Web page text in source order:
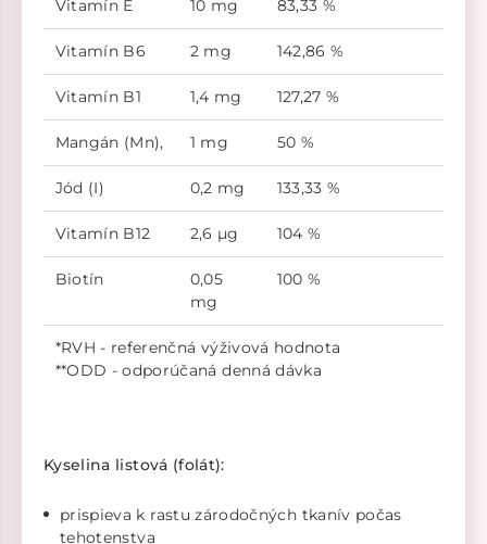
Vitamín E 10 mg 83,33 %
Vitamín B6 2 mg 142,86 %
Vitamín B1 1,4 mg 127,27 %
Mangán (Mn), 1 mg 50 %
Jód (I) 0,2 mg 133,33 %
Vitamín B12 2,6 µg 104 %
Biotín
0,05
mg
100 %
*RVH - referenčná výživová hodnota
**ODD - odporúčaná denná dávka
Kyselina listová (folát):
prispieva k rastu zárodočných tkanív počas
tehotenstva